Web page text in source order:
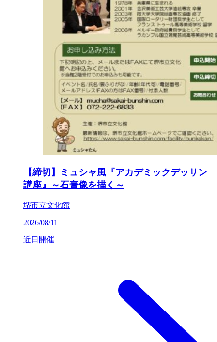
【締切】ミュシャ風『アカデミックデッサン
講座』～石膏像を描く～
堺市立文化館
2026/08/11
近日開催